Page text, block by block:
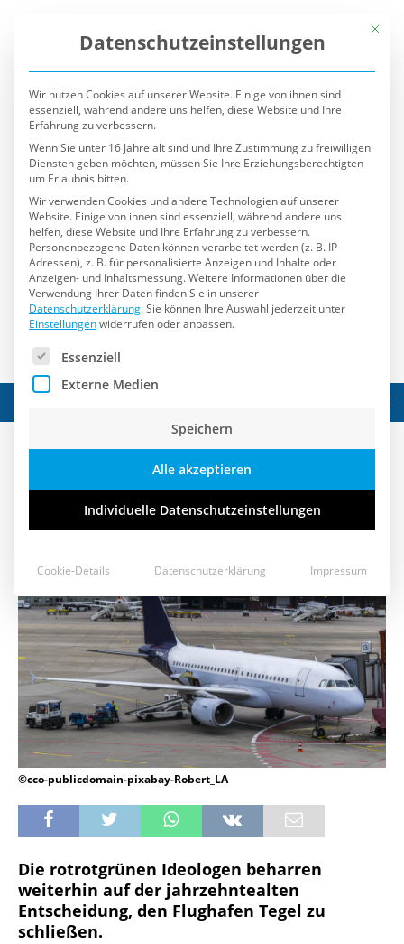
Müller (SPD) stößt Investoren für
Tegel vor den Kopf
31. Mai 2017
©cco-publicdomain-pixabay-Robert_LA
Die rotrotgrünen Ideologen beharren
weiterhin auf der jahrzehntealten
Entscheidung, den Flughafen Tegel zu
schließen.
Mit
Datenschutzeinstellungen
Wir nutzen Cookies auf unserer Website. Einige von ihnen sind
essenziell, während andere uns helfen, diese Website und Ihre
Erfahrung zu verbessern.
Wenn Sie unter 16 Jahre alt sind und Ihre Zustimmung zu freiwilligen
Diensten geben möchten, müssen Sie Ihre Erziehungsberechtigten
um Erlaubnis bitten.
Wir verwenden Cookies und andere Technologien auf unserer
Website. Einige von ihnen sind essenziell, während andere uns
helfen, diese Website und Ihre Erfahrung zu verbessern.
Personenbezogene Daten können verarbeitet werden (z. B. IP-
Adressen), z. B. für personalisierte Anzeigen und Inhalte oder
Anzeigen- und Inhaltsmessung.Weitere Informationen über die
Verwendung Ihrer Daten finden Sie in unserer
Datenschutzerklärung.Sie können Ihre Auswahl jederzeit unter
Einstellungenwiderrufen oder anpassen.
Es folgt eine Liste der Service-Gruppen, für die eine
Essenziell
Externe Medien
Speichern
Alle akzeptieren
Individuelle Datenschutzeinstellungen
Cookie-Details Datenschutzerklärung Impressum